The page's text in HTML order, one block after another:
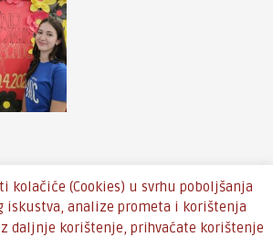
kolačiće (Cookies) u svrhu poboljšanja
iskustva, analize prometa i korištenja
daljnje korištenje, prihvaćate korištenje